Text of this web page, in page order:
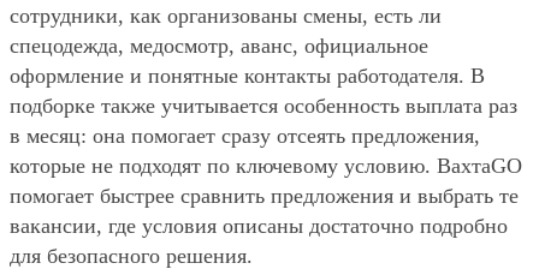
сотрудники, как организованы смены, есть ли
спецодежда, медосмотр, аванс, официальное
оформление и понятные контакты работодателя. В
подборке также учитывается особенность выплата раз
в месяц: она помогает сразу отсеять предложения,
которые не подходят по ключевому условию. ВахтаGO
помогает быстрее сравнить предложения и выбрать те
вакансии, где условия описаны достаточно подробно
для безопасного решения.